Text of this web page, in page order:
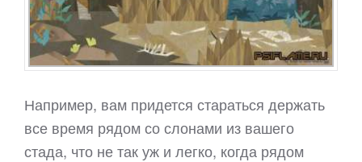
Например, вам придется стараться держать
все время рядом со слонами из вашего
стада, что не так уж и легко, когда рядом